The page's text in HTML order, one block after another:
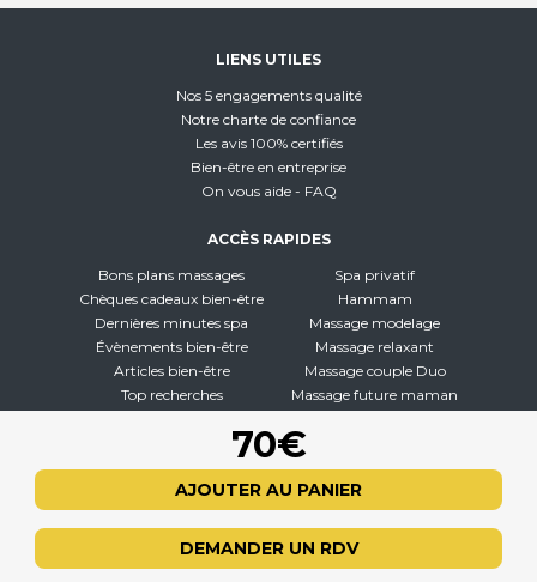
70€
AJOUTER AU PANIER
DEMANDER UN RDV
LIENS UTILES
Nos 5 engagements qualité
Notre charte de confiance
Les avis 100% certifiés
Bien-être en entreprise
On vous aide - FAQ
ACCÈS RAPIDES
Bons plans massages
Chèques cadeaux bien-être
Dernières minutes spa
Évènements bien-être
Articles bien-être
Top recherches
Spa privatif
Hammam
Massage modelage
Massage relaxant
Massage couple Duo
Massage future maman
À PROPOS
CGV - CGU
Mentions légales